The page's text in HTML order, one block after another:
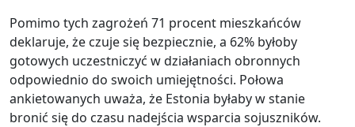
Pomimo tych zagrożeń 71 procent mieszkańców
deklaruje, że czuje się bezpiecznie, a 62% byłoby
gotowych uczestniczyć w działaniach obronnych
odpowiednio do swoich umiejętności. Połowa
ankietowanych uważa, że Estonia byłaby w stanie
bronić się do czasu nadejścia wsparcia sojuszników.